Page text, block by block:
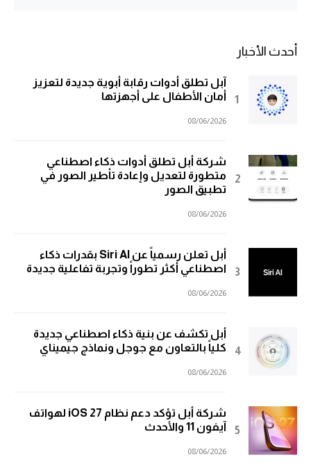
أحدث الأخبار
آبل تطلق أدوات رقابة أبوية جديدة لتعزيز
أمان الأطفال على أجهزتها
08/06/2026
شركة أبل تطلق أدوات ذكاء اصطناعي
متطورة لتعديل وإعادة تأطير الصور في
تطبيق الصور
08/06/2026
أبل تعلن رسمياً عن Siri AI بقدرات ذكاء
اصطناعي أكثر تطوراً وتجربة تفاعلية جديدة
08/06/2026
أبل تكشف عن بنية ذكاء اصطناعي جديدة
كلياً بالتعاون مع جوجل ونماذج جيميناي
08/06/2026
شركة أبل تؤكد دعم نظام iOS 27 لهواتف
آيفون 11 والأحدث
08/06/2026